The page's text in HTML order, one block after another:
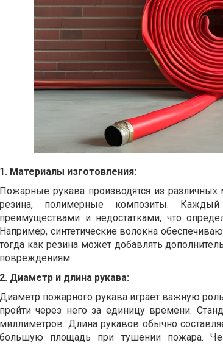
1. Материалы изготовления:
Пожарные рукава производятся из различных
резина, полимерные композиты.
преимуществами и недостатками, что
Например, синтетические волокна
тогда как резина может добавлять
повреждениям.
2. Диаметр и длина рукава:
Диаметр пожарного рукава играет важную
пройти через него за единицу времени.
миллиметров. Длина рукавов обычно
большую площадь при тушении пожара.